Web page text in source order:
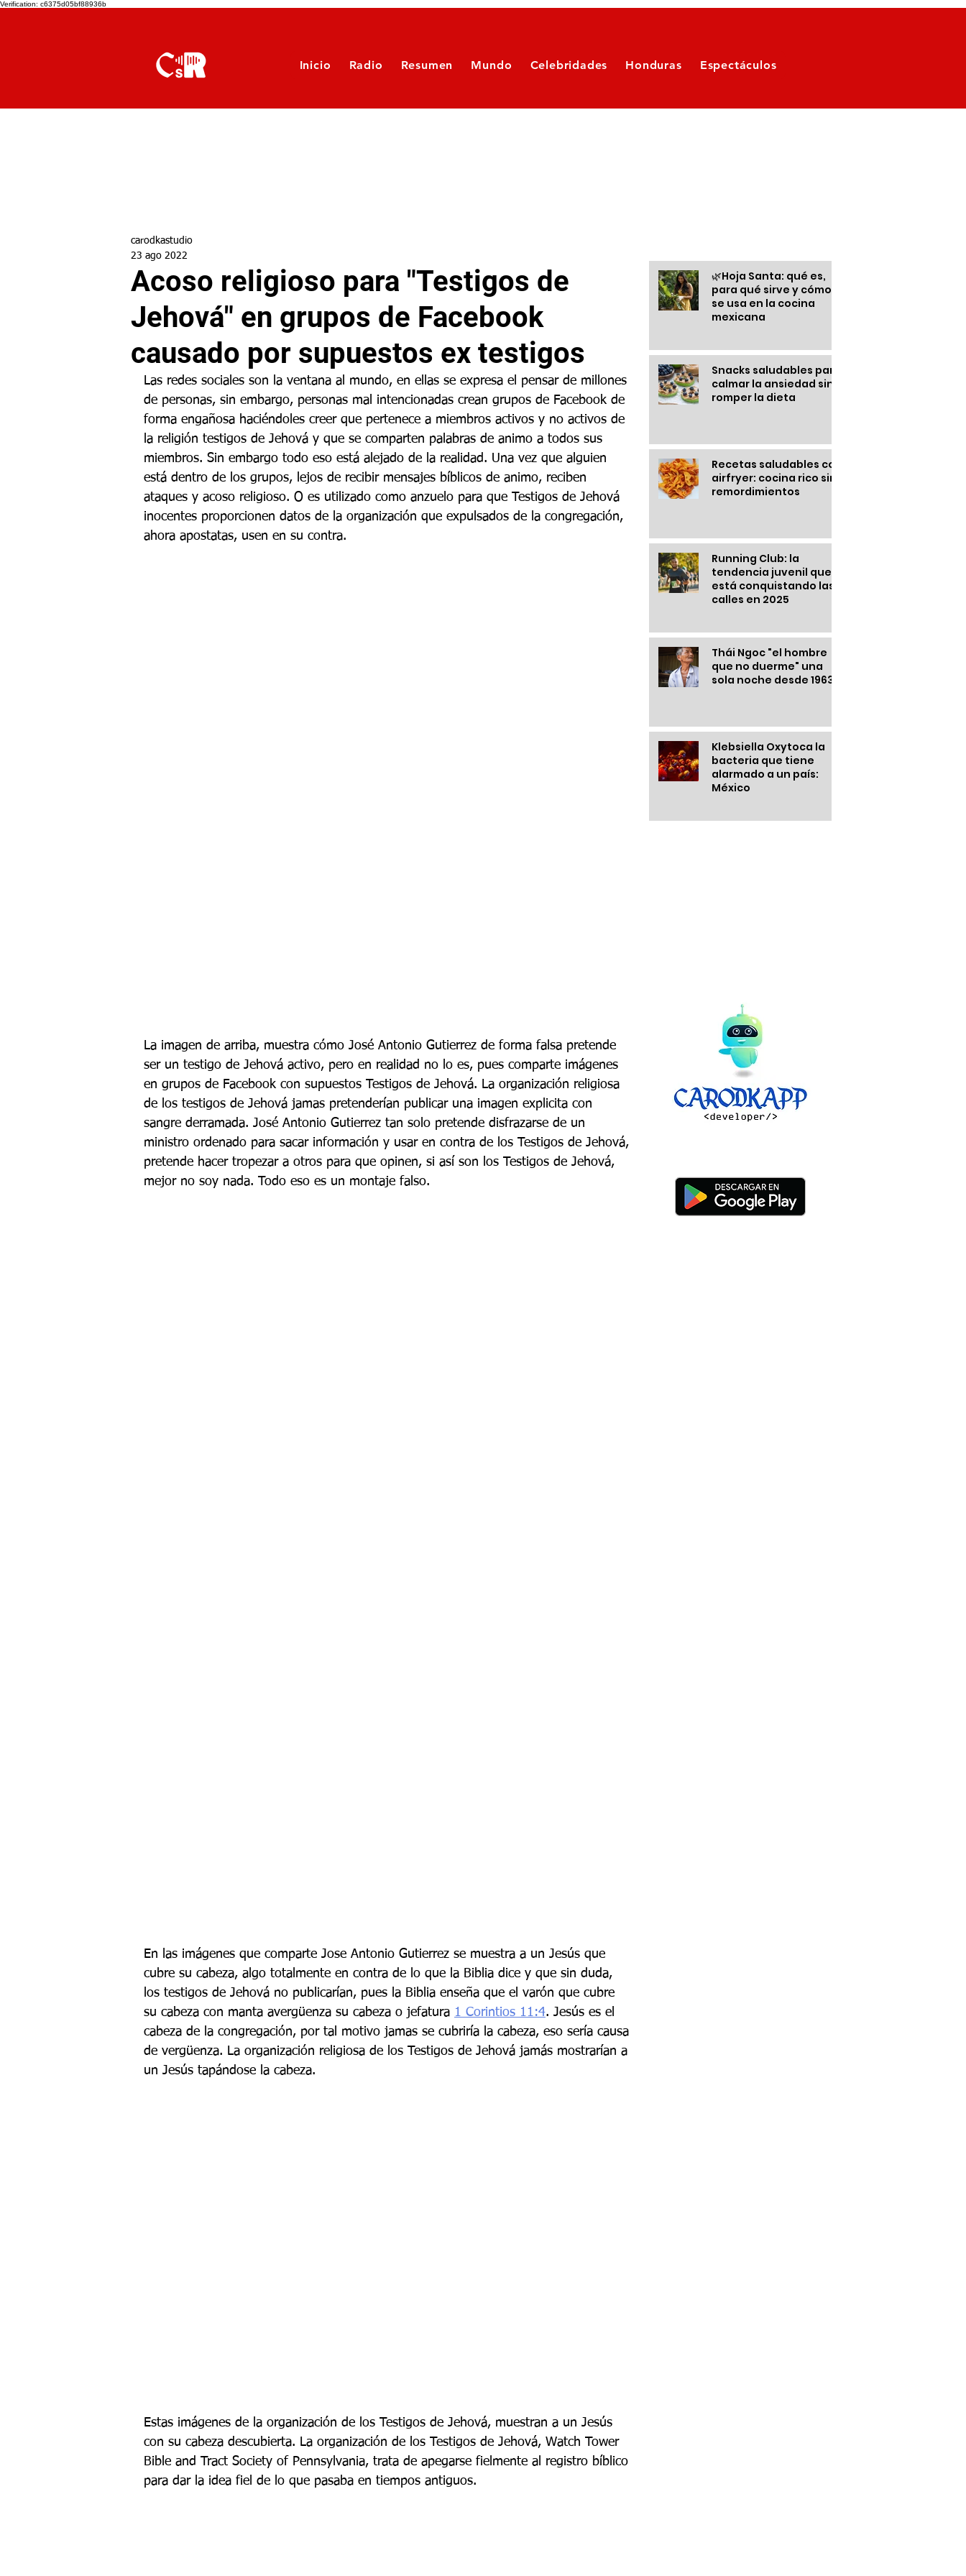
Verification: c6375d05bf88936b
Inicio Radio Resumen Mundo Celebridades Honduras Espectáculos
Acoso religioso para "Testigos de
Jehová" en grupos de Facebook
causado por supuestos ex testigos
carodkastudio
23 ago 2022
Las redes sociales son la ventana al mundo, en ellas se expresa el pensar de millones
de personas, sin embargo, personas mal intencionadas crean grupos de Facebook de
forma engañosa haciéndoles creer que pertenece a miembros activos y no activos de
la religión testigos de Jehová y que se comparten palabras de animo a todos sus
miembros. Sin embargo todo eso está alejado de la realidad. Una vez que alguien
está dentro de los grupos, lejos de recibir mensajes bíblicos de animo, reciben
ataques y acoso religioso. O es utilizado como anzuelo para que Testigos de Jehová
inocentes proporcionen datos de la organización que expulsados de la congregación,
ahora apostatas, usen en su contra.
La imagen de arriba, muestra cómo José Antonio Gutierrez de forma falsa pretende
ser un testigo de Jehová activo, pero en realidad no lo es, pues comparte imágenes
en grupos de Facebook con supuestos Testigos de Jehová. La organización religiosa
de los testigos de Jehová jamas pretenderían publicar una imagen explicita con
sangre derramada. José Antonio Gutierrez tan solo pretende disfrazarse de un
ministro ordenado para sacar información y usar en contra de los Testigos de Jehová,
pretende hacer tropezar a otros para que opinen, si así son los Testigos de Jehová,
mejor no soy nada. Todo eso es un montaje falso.
En las imágenes que comparte Jose Antonio Gutierrez se muestra a un Jesús que
cubre su cabeza, algo totalmente en contra de lo que la Biblia dice y que sin duda,
los testigos de Jehová no publicarían, pues la Biblia enseña que el varón que cubre
su cabeza con manta avergüenza su cabeza o jefatura 1 Corintios 11:4. Jesús es el
cabeza de la congregación, por tal motivo jamas se cubriría la cabeza, eso sería causa
de vergüenza. La organización religiosa de los Testigos de Jehová jamás mostrarían a
un Jesús tapándose la cabeza.
Estas imágenes de la organización de los Testigos de Jehová, muestran a un Jesús
con su cabeza descubierta. La organización de los Testigos de Jehová, Watch Tower
Bible and Tract Society of Pennsylvania, trata de apegarse fielmente al registro bíblico
para dar la idea fiel de lo que pasaba en tiempos antiguos.
🌿Hoja Santa: qué es,
para qué sirve y cómo
se usa en la cocina
mexicana
Snacks saludables para
calmar la ansiedad sin
romper la dieta
Recetas saludables con
airfryer: cocina rico sin
remordimientos
Running Club: la
tendencia juvenil que
está conquistando las
calles en 2025
Thái Ngoc "el hombre
que no duerme" una
sola noche desde 1963
Klebsiella Oxytoca la
bacteria que tiene
alarmado a un país:
México